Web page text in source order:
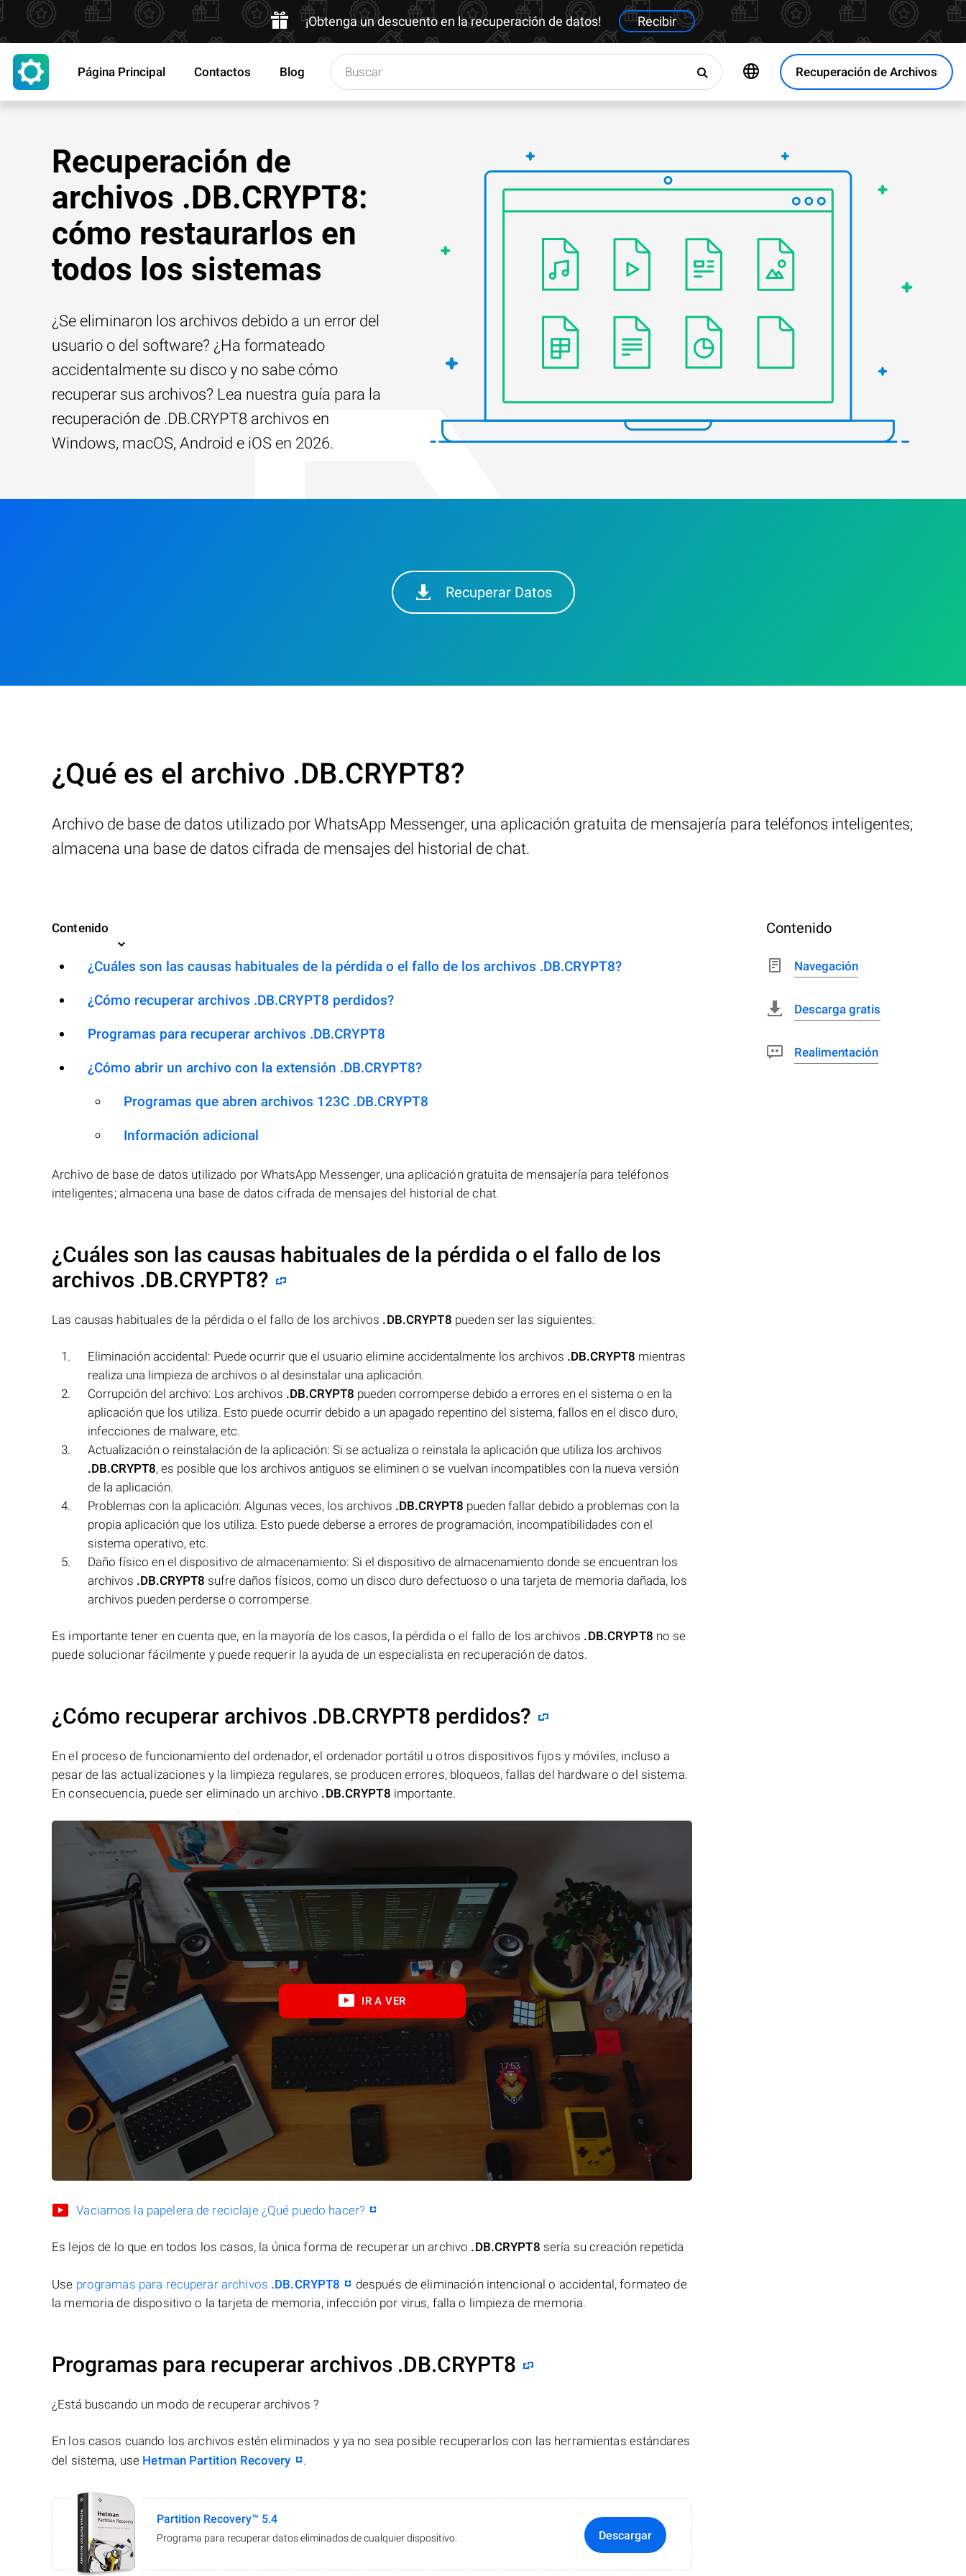
¡Obtenga un descuento en la recuperación de datos! Recibir
Recuperación de Archivos
Página Principal Contactos Blog
Recuperación de
archivos .DB.CRYPT8:
cómo restaurarlos en
todos los sistemas
¿Se eliminaron los archivos debido a un error del
usuario o del software? ¿Ha formateado
accidentalmente su disco y no sabe cómo
recuperar sus archivos? Lea nuestra guía para la
recuperación de .DB.CRYPT8 archivos en
Windows, macOS, Android e iOS en 2026.
Recuperar Datos
¿Qué es el archivo .DB.CRYPT8?
Archivo de base de datos utilizado por WhatsApp Messenger, una aplicación gratuita de mensajería para teléfonos inteligentes;
almacena una base de datos cifrada de mensajes del historial de chat.
Contenido
¿Cuáles son las causas habituales de la pérdida o el fallo de los archivos .DB.CRYPT8?
¿Cómo recuperar archivos .DB.CRYPT8 perdidos?
Programas para recuperar archivos .DB.CRYPT8
¿Cómo abrir un archivo con la extensión .DB.CRYPT8?
Programas que abren archivos 123C .DB.CRYPT8
Información adicional
Archivo de base de datos utilizado por WhatsApp Messenger, una aplicación gratuita de mensajería para teléfonos
inteligentes; almacena una base de datos cifrada de mensajes del historial de chat.
¿Cuáles son las causas habituales de la pérdida o el fallo de los
archivos .DB.CRYPT8?
Las causas habituales de la pérdida o el fallo de los archivos .DB.CRYPT8 pueden ser las siguientes:
Eliminación accidental: Puede ocurrir que el usuario elimine accidentalmente los archivos .DB.CRYPT8 mientras
realiza una limpieza de archivos o al desinstalar una aplicación.
Corrupción del archivo: Los archivos .DB.CRYPT8 pueden corromperse debido a errores en el sistema o en la
aplicación que los utiliza. Esto puede ocurrir debido a un apagado repentino del sistema, fallos en el disco duro,
infecciones de malware, etc.
Actualización o reinstalación de la aplicación: Si se actualiza o reinstala la aplicación que utiliza los archivos
.DB.CRYPT8, es posible que los archivos antiguos se eliminen o se vuelvan incompatibles con la nueva versión
de la aplicación.
Problemas con la aplicación: Algunas veces, los archivos .DB.CRYPT8 pueden fallar debido a problemas con la
propia aplicación que los utiliza. Esto puede deberse a errores de programación, incompatibilidades con el
sistema operativo, etc.
Daño físico en el dispositivo de almacenamiento: Si el dispositivo de almacenamiento donde se encuentran los
archivos .DB.CRYPT8 sufre daños físicos, como un disco duro defectuoso o una tarjeta de memoria dañada, los
archivos pueden perderse o corromperse.
Es importante tener en cuenta que, en la mayoría de los casos, la pérdida o el fallo de los archivos .DB.CRYPT8 no se
puede solucionar fácilmente y puede requerir la ayuda de un especialista en recuperación de datos.
¿Cómo recuperar archivos .DB.CRYPT8 perdidos?
En el proceso de funcionamiento del ordenador, el ordenador portátil u otros dispositivos fijos y móviles, incluso a
pesar de las actualizaciones y la limpieza regulares, se producen errores, bloqueos, fallas del hardware o del sistema.
En consecuencia, puede ser eliminado un archivo .DB.CRYPT8 importante.
IR A VER
Vaciamos la papelera de reciclaje ¿Qué puedo hacer?
Es lejos de lo que en todos los casos, la única forma de recuperar un archivo .DB.CRYPT8 sería su creación repetida
Use programas para recuperar archivos .DB.CRYPT8
después de eliminación intencional o accidental, formateo de
la memoria de dispositivo o la tarjeta de memoria, infección por virus, falla o limpieza de memoria.
Programas para recuperar archivos .DB.CRYPT8
¿Está buscando un modo de recuperar archivos ?
En los casos cuando los archivos estén eliminados y ya no sea posible recuperarlos con las herramientas estándares
del sistema, use Hetman Partition Recovery .
Partition Recovery™ 5.4
Programa para recuperar datos eliminados de cualquier dispositivo. Descargar
Contenido
Navegación
Descarga gratis
Realimentación